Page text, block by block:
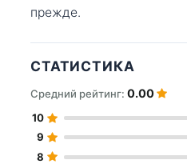
прежде.
СТАТИСТИКА
Средний рейтинг: 0.00
10
9
8